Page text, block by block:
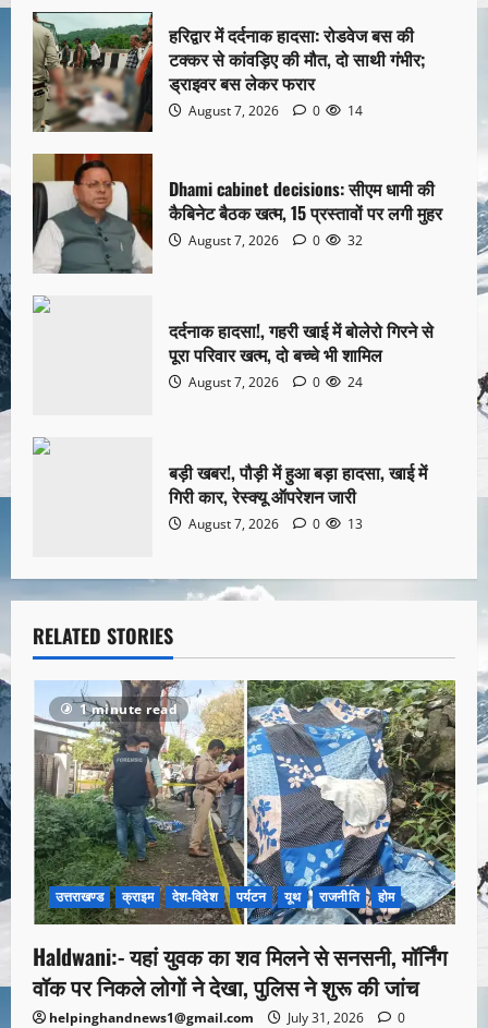
हरिद्वार में दर्दनाक हादसा: रोडवेज बस की
टक्कर से कांवड़िए की मौत, दो साथी गंभीर;
ड्राइवर बस लेकर फरार
August 7, 2026 0 14
Dhami cabinet decisions: सीएम धामी की
कैबिनेट बैठक खत्म, 15 प्रस्तावों पर लगी मुहर
August 7, 2026 0 32
दर्दनाक हादसा!, गहरी खाई में बोलेरो गिरने से
पूरा परिवार खत्म, दो बच्चे भी शामिल
August 7, 2026 0 24
बड़ी खबर!, पौड़ी में हुआ बड़ा हादसा, खाई में
गिरी कार, रेस्क्यू ऑपरेशन जारी
August 7, 2026 0 13
RELATED STORIES
1 minute read
उत्तराखण्ड क्राइम देश-विदेश पर्यटन यूथ राजनीति होम
Haldwani:- यहां युवक का शव मिलने से सनसनी, मॉर्निंग
वॉक पर निकले लोगों ने देखा, पुलिस ने शुरू की जांच
helpinghandnews1@gmail.com July 31, 2026
0